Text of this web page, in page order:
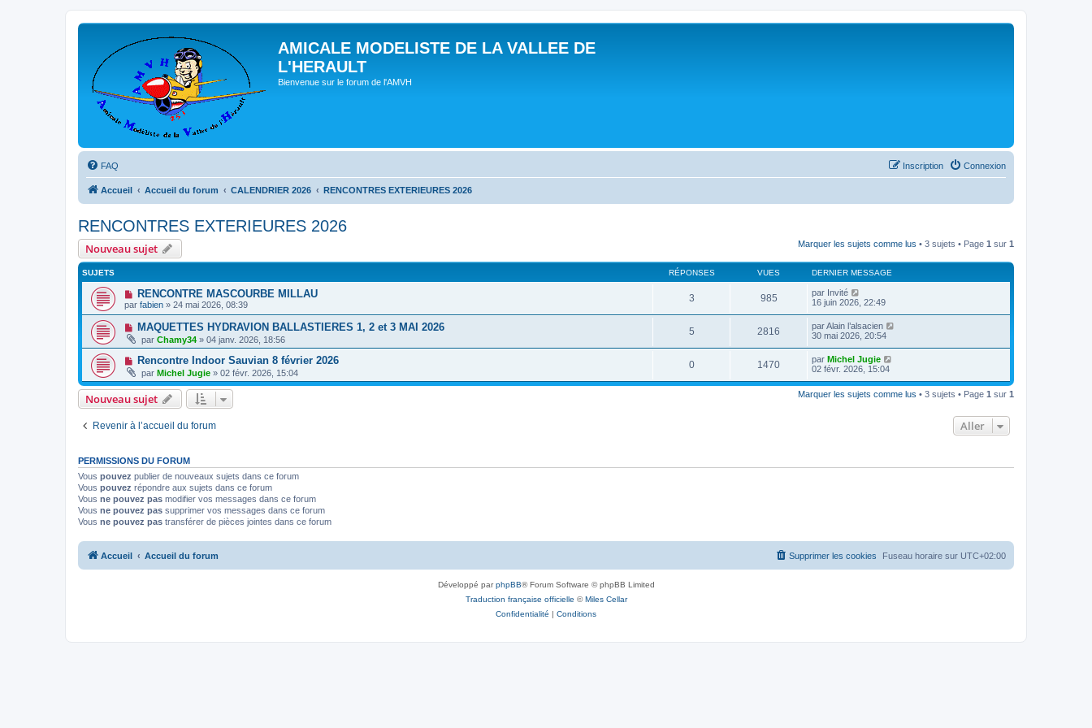
AMICALE MODELISTE DE LA VALLEE DE
L'HERAULT
Bienvenue sur le forum de l'AMVH
FAQ Connexion
Inscription
Accueil Accueil du forum CALENDRIER 2026 RENCONTRES EXTERIEURES 2026
RENCONTRES EXTERIEURES 2026
Nouveau sujet Marquer les sujets comme lus • 3 sujets • Page 1 sur 1
SUJETS RÉPONSES VUES DERNIER MESSAGE
RENCONTRE MASCOURBE MILLAU
par fabien » 24 mai 2026, 08:39
3 985 par Invité
16 juin 2026, 22:49
MAQUETTES HYDRAVION BALLASTIERES 1, 2 et 3 MAI 2026
par Chamy34 » 04 janv. 2026, 18:56
5 2816 parAlain l’alsacien
30 mai 2026, 20:54
Rencontre Indoor Sauvian 8 février 2026
par Michel Jugie » 02 févr. 2026, 15:04
0 1470 par Michel Jugie
02 févr. 2026, 15:04
Nouveau sujet Marquer les sujets comme lus • 3 sujets • Page 1 sur 1
Revenir à l’accueil du forum Aller
PERMISSIONS DU FORUM
Vous pouvez publier de nouveaux sujets dans ce forum
Vous pouvez répondre aux sujets dans ce forum
Vous ne pouvez pas modifier vos messages dans ce forum
Vous ne pouvez pas supprimer vos messages dans ce forum
Vous ne pouvez pas transférer de pièces jointes dans ce forum
Accueil Accueil du forum Fuseau horaire sur UTC+02:00
Supprimer les cookies
Développé parphpBB® Forum Software © phpBB Limited
Traduction française officielle ©Miles Cellar
Confidentialité | Conditions